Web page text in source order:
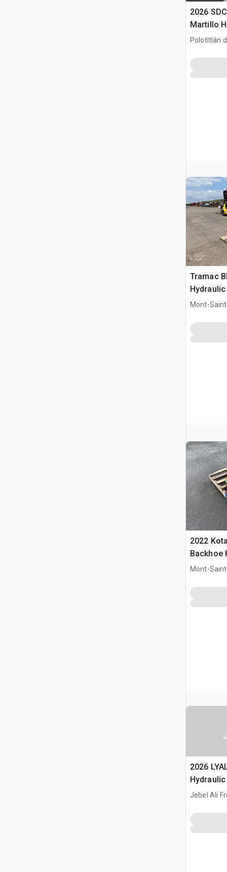
2026
Martillo
/
Polotitlán
Tramac
Deere
Mont-
2022
Backhoe
Mont-
2026
Jebel Ali